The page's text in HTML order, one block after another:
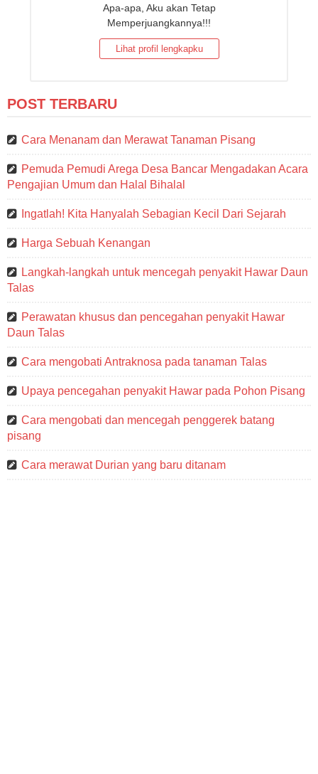
Apa-apa, Aku akan Tetap
Memperjuangkannya!!!
Lihat profil lengkapku
POST TERBARU
Cara Menanam dan Merawat Tanaman Pisang
Pemuda Pemudi Arega Desa Bancar Mengadakan Acara
Pengajian Umum dan Halal Bihalal
Ingatlah! Kita Hanyalah Sebagian Kecil Dari Sejarah
Harga Sebuah Kenangan
Langkah-langkah untuk mencegah penyakit Hawar Daun
Talas
Perawatan khusus dan pencegahan penyakit Hawar
Daun Talas
Cara mengobati Antraknosa pada tanaman Talas
Upaya pencegahan penyakit Hawar pada Pohon Pisang
Cara mengobati dan mencegah penggerek batang
pisang
Cara merawat Durian yang baru ditanam